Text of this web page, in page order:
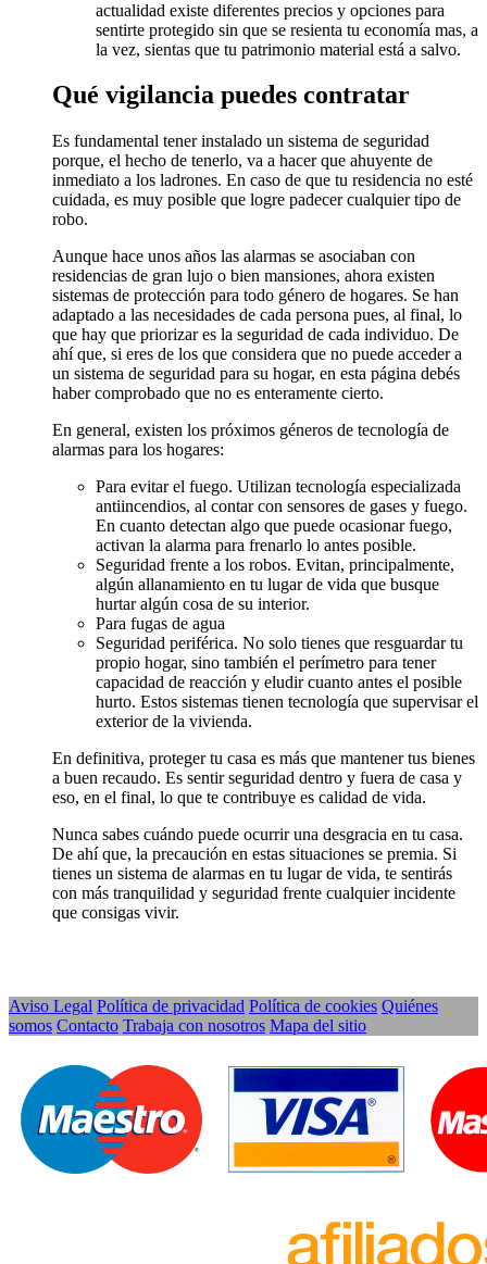
actualidad existe diferentes precios y opciones para
sentirte protegido sin que se resienta tu economía mas, a
la vez, sientas que tu patrimonio material está a salvo.
Qué vigilancia puedes contratar
Es fundamental tener instalado un sistema de seguridad
porque, el hecho de tenerlo, va a hacer que ahuyente de
inmediato a los ladrones. En caso de que tu residencia no esté
cuidada, es muy posible que logre padecer cualquier tipo de
robo.
Aunque hace unos años las alarmas se asociaban con
residencias de gran lujo o bien mansiones, ahora existen
sistemas de protección para todo género de hogares. Se han
adaptado a las necesidades de cada persona pues, al final, lo
que hay que priorizar es la seguridad de cada individuo. De
ahí que, si eres de los que considera que no puede acceder a
un sistema de seguridad para su hogar, en esta página debés
haber comprobado que no es enteramente cierto.
En general, existen los próximos géneros de tecnología de
alarmas para los hogares:
Para evitar el fuego. Utilizan tecnología especializada
antiincendios, al contar con sensores de gases y fuego.
En cuanto detectan algo que puede ocasionar fuego,
activan la alarma para frenarlo lo antes posible.
Seguridad frente a los robos. Evitan, principalmente,
algún allanamiento en tu lugar de vida que busque
hurtar algún cosa de su interior.
Para fugas de agua
Seguridad periférica. No solo tienes que resguardar tu
propio hogar, sino también el perímetro para tener
capacidad de reacción y eludir cuanto antes el posible
hurto. Estos sistemas tienen tecnología que supervisar el
exterior de la vivienda.
En definitiva, proteger tu casa es más que mantener tus bienes
a buen recaudo. Es sentir seguridad dentro y fuera de casa y
eso, en el final, lo que te contribuye es calidad de vida.
Nunca sabes cuándo puede ocurrir una desgracia en tu casa.
De ahí que, la precaución en estas situaciones se premia. Si
tienes un sistema de alarmas en tu lugar de vida, te sentirás
con más tranquilidad y seguridad frente cualquier incidente
que consigas vivir.
Aviso Legal Política de privacidad Política de cookies Quiénes
somos Contacto Trabaja con nosotros Mapa del sitio